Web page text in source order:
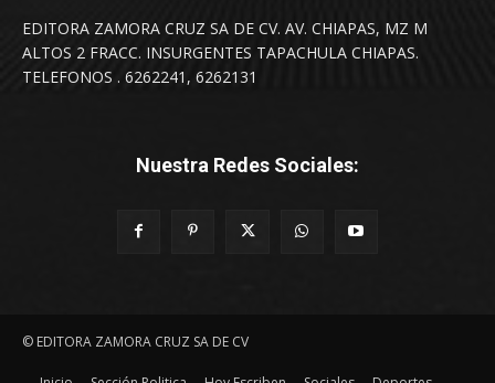
EDITORA ZAMORA CRUZ SA DE CV. AV. CHIAPAS, MZ M
ALTOS 2 FRACC. INSURGENTES TAPACHULA CHIAPAS.
TELEFONOS . 6262241, 6262131
Nuestra Redes Sociales:
© EDITORA ZAMORA CRUZ SA DE CV